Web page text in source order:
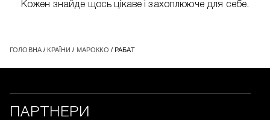
Кожен знайде щось цікаве і захоплююче для себе.
ГОЛОВНА/ КРАЇНИ / МАРОККО / РАБАТ
ПАРТНЕРИ